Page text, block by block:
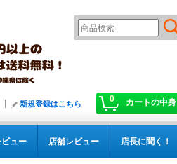
0 カートの中身
新規登録はこちら
ュー 店舗レビュー 店長に聞く！